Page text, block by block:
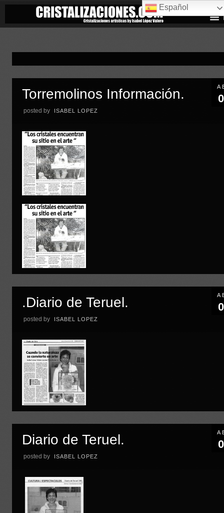
Torremolinos Información.
posted by ISABEL LOPEZ
.Diario de Teruel.
posted by ISABEL LOPEZ
Diario de Teruel.
posted by ISABEL LOPEZ
Español